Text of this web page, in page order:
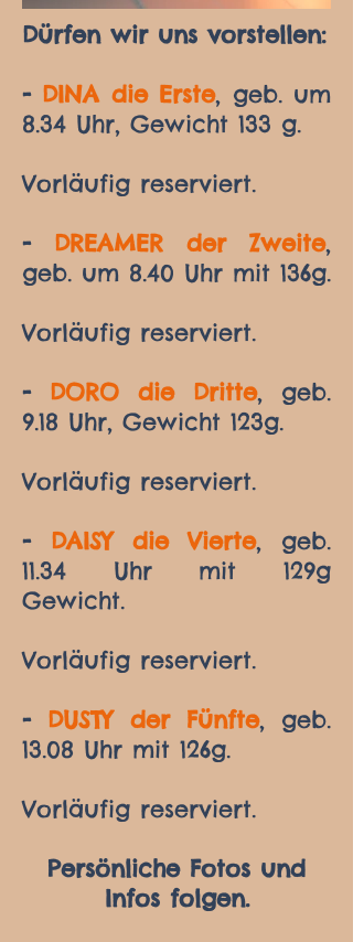
Dürfen wir uns vorstellen:
- DINA die Erste, geb. um
8.34 Uhr, Gewicht 133 g.
Vorläufig reserviert.
- DREAMER der Zweite,
geb. um 8.40 Uhr mit 136g.
Vorläufig reserviert.
- DORO die Dritte, geb.
9.18 Uhr, Gewicht 123g.
Vorläufig reserviert.
- DAISY die Vierte, geb.
11.34 Uhr mit 129g
Gewicht.
Vorläufig reserviert.
- DUSTY der Fünfte, geb.
13.08 Uhr mit 126g.
Vorläufig reserviert.
Persönliche Fotos und
Infos folgen.